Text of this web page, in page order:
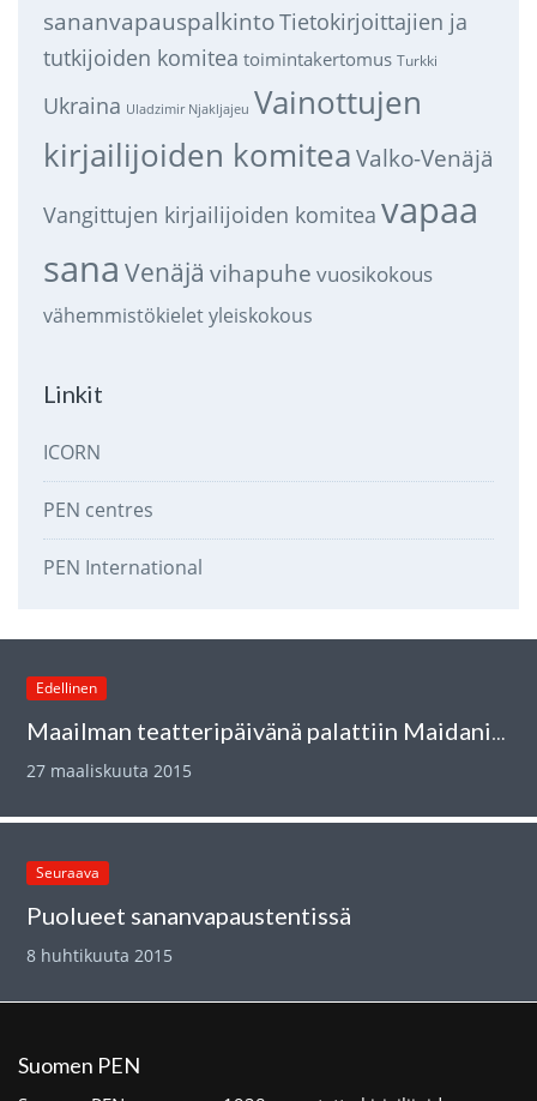
sananvapauspalkintoTietokirjoittajien ja
tutkijoiden komitea toimintakertomus Turkki
Ukraina Uladzimir Njakljajeu Vainottujen
kirjailijoiden komitea Valko-Venäjä
Vangittujen kirjailijoiden komitea vapaa
sana Venäjä vihapuhe vuosikokous
vähemmistökieletyleiskokous
Linkit
ICORN
PEN centres
PEN International
Edellinen
Maailman teatteripäivänä palattiin Maidanin aukiolle
27 maaliskuuta 2015
Seuraava
Puolueet sananvapaustentissä
8 huhtikuuta 2015
Suomen PEN